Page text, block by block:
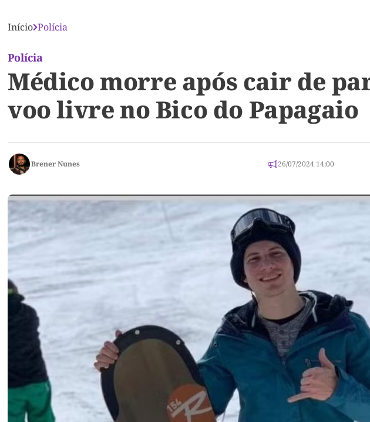
Início Polícia
Polícia
Médico morre após cair de
voo livre no Bico do Papagaio
Brener Nunes 26/07/2024 14:00